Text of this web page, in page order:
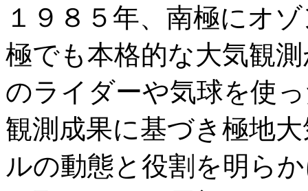
１９８５年、南極にオ
極でも本格的な大気観
のライダーや気球を使
観測成果に基づき極地
ルの動態と役割を明ら